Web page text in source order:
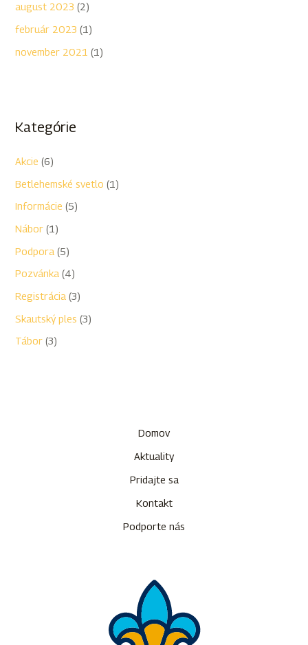
august 2023 (2)
február 2023 (1)
november 2021 (1)
Kategórie
Akcie (6)
Betlehemské svetlo (1)
Informácie (5)
Nábor (1)
Podpora (5)
Pozvánka (4)
Registrácia (3)
Skautský ples (3)
Tábor (3)
Domov
Aktuality
Pridajte sa
Kontakt
Podporte nás